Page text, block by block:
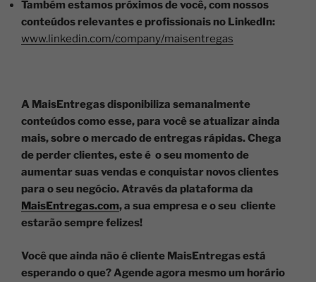
Também estamos próximos de você, com nossos
conteúdos relevantes e profissionais no LinkedIn:
www.linkedin.com/company/maisentregas
A MaisEntregas disponibiliza semanalmente
conteúdos como esse, para você se atualizar ainda
mais, sobre o mercado de entregas rápidas. Chega
de perder clientes, este é o seu momento de
aumentar suas vendas e conquistar novos clientes
para o seu negócio. Através da plataforma da
MaisEntregas.com, a sua empresa e o seu cliente
estarão sempre felizes!
Você que ainda não é cliente MaisEntregas está
esperando o que? Agende agora mesmo um horário